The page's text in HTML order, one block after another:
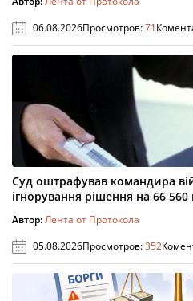
06.08.2026Просмотров:71
Суд оштрафував командира
ігнорування рішення на 66 560
Автор:Лента от Протокола
05.08.2026Просмотров:352